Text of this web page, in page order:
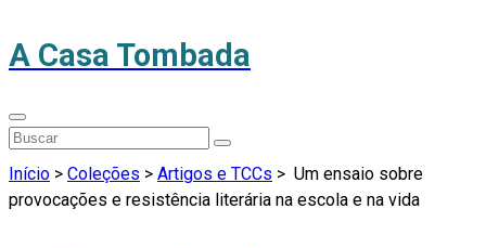
A Casa Tombada
Início > Coleções > Artigos e TCCs > Um ensaio sobre
provocações e resistência literária na escola e na vida